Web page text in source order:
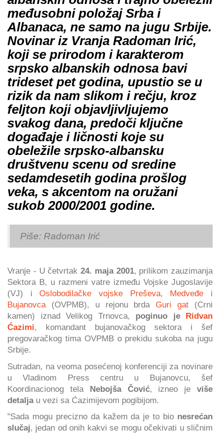
međusobni položaj Srba i
Albanaca, ne samo na jugu Srbije.
Novinar iz Vranja Radoman Irić,
koji se prirodom i karakterom
srpsko albanskih odnosa bavi
trideset pet godina, upustio se u
rizik da nam slikom i rečju, kroz
feljton koji objavljivljujemo
svakog dana, predoči ključne
događaje i ličnosti koje su
obeležile srpsko-albansku
društvenu scenu od sredine
sedamdesetih godina prošlog
veka, s akcentom na oružani
sukob 2000/2001 godine.
Piše: Radoman Irić
Vranje - U četvrtak 24. maja 2001, prilikom zauzimanja
Sektora B, u razmeni vatre između Vojske Jugoslavije
(VJ) iOslobodilačke vojske Preševa, Medveđe i
Bujanovca (OVPMB), u rejonu brdaGuri gat (Crni
kamen) iznad Velikog Trnovca, poginuo je
Ridvan
Ćazimi, komandant bujanovačkog sektora i šef
pregovaračkog tima OVPMB o prekidu sukoba na jugu
Srbije.
Sutradan, na veoma posećenoj konferenciji za novinare
u Vladinom Press centru u Bujanovcu, šef
Koordinacionog tela Nebojša Čović, izneo je više
detalja u vezi sa Ćazimijevom pogibijom.
"Sada mogu precizno da kažem da je to bio nesrećan
slučaj, jedan od onih kakvi se mogu očekivati u sličnim